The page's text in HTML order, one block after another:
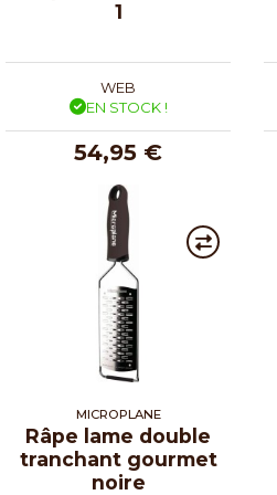
1
WEB
EN STOCK !
54,95 €
MICROPLANE
Râpe lame double
tranchant gourmet
noire